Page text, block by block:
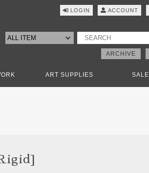
LOGIN ACCOUNT
ARCHIVE
ART SUPPLIES SALE